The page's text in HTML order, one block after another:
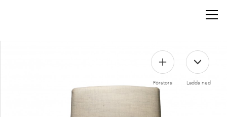
Förstora Ladda ned